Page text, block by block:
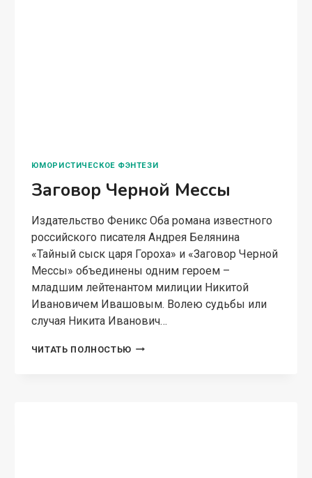
ЮМОРИСТИЧЕСКОЕ ФЭНТЕЗИ
Заговор Черной Мессы
Издательство Феникс Оба романа известного
российского писателя Андрея Белянина
«Тайный сыск царя Гороха» и «Заговор Черной
Мессы» объединены одним героем –
младшим лейтенантом милиции Никитой
Ивановичем Ивашовым. Волею судьбы или
случая Никита Иванович…
ЧИТАТЬ ПОЛНОСТЬЮ ЗАГОВОР